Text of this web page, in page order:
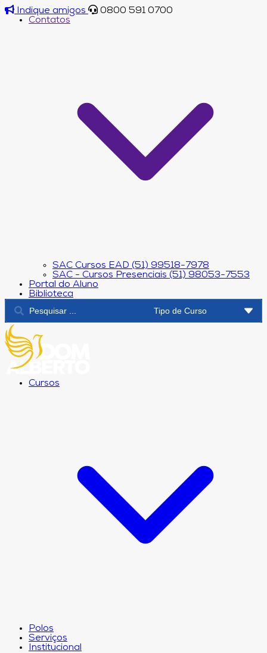
Indique amigos
0800 591 0700
Contatos
SAC Cursos EAD (51) 99518-7978
SAC - Cursos Presenciais (51) 98053-7553
Portal do Aluno
Biblioteca
Cursos
Polos
Serviços
Institucional